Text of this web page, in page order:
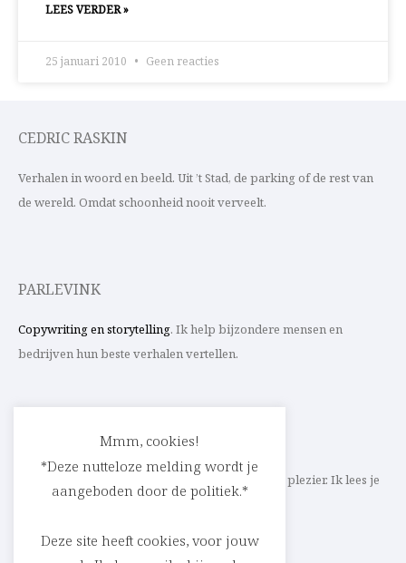
LEES VERDER »
25 januari 2010 Geen reacties
CEDRIC RASKIN
Verhalen in woord en beeld. Uit ’t Stad, de parking of de rest van
de wereld. Omdat schoonheid nooit verveelt.
PARLEVINK
Copywriting en storytelling. Ik help bijzondere mensen en
bedrijven hun beste verhalen vertellen.
Schrijf ik straks mee aan jouw verhaal? Met veel plezier. Ik lees je
heel graag op
cedric@parlevink.be
Mmm, cookies!
*Deze nutteloze melding wordt je
aangeboden door de politiek.*
Deze site heeft cookies, voor jouw